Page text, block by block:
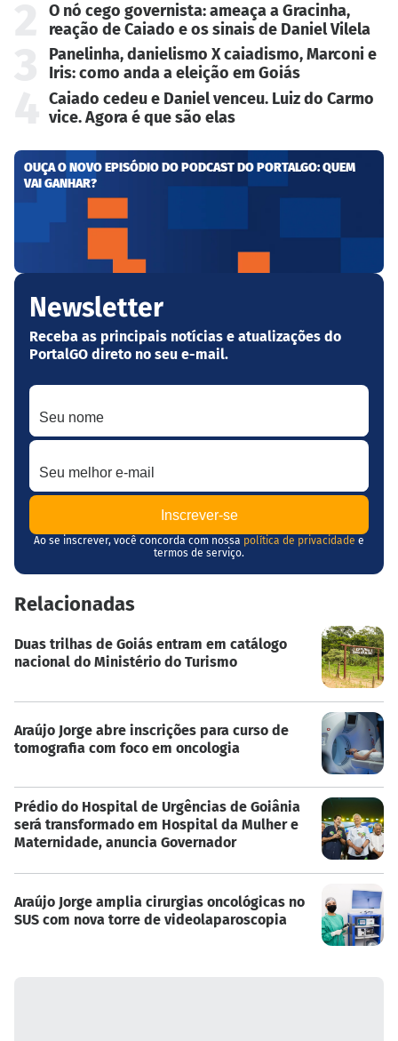
O nó cego governista: ameaça a Gracinha,
reação de Caiado e os sinais de Daniel Vilela
Panelinha, danielismo X caiadismo, Marconi e
Iris: como anda a eleição em Goiás
Caiado cedeu e Daniel venceu. Luiz do Carmo
vice. Agora é que são elas
OUÇA O NOVO EPISÓDIO DO PODCAST DO PORTALGO: QUEM
VAI GANHAR?
Newsletter
Receba as principais notícias e atualizações do
PortalGO direto no seu e-mail.
Seu nome
Seu melhor e-mail
Ao se inscrever, você concorda com nossa política de privacidade e
termos de serviço.
Relacionadas
Duas trilhas de Goiás entram em catálogo
nacional do Ministério do Turismo
Araújo Jorge abre inscrições para curso de
tomografia com foco em oncologia
Prédio do Hospital de Urgências de Goiânia
será transformado em Hospital da Mulher e
Maternidade, anuncia Governador
Araújo Jorge amplia cirurgias oncológicas no
SUS com nova torre de videolaparoscopia